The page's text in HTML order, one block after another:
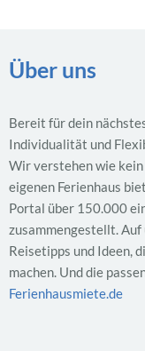
Über uns
Bereit für dein
Individualität und
Wir verstehen wie
eigenen Ferienhaus
Portal über 150.000
zusammengestellt.
Reisetipps und Ideen,
machen. Und die
Ferienhausmiete.de